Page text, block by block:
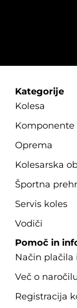
Kategorije
Kolesa
Komponente
Oprema
Kolesarska
Športna
Servis koles
Vodiči
Pomoč in
Način plačila
Več o
Registracija